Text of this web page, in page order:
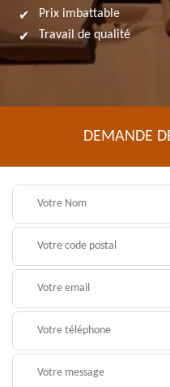
Prix imbattable
Travail de qualité
DEMANDE